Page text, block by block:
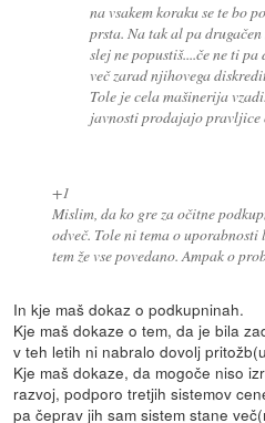
na vsakem koraku se te bo
prsta. Na tak al pa
slej ne popustiš....če ne ti
več zarad njihovega
Tole je cela mašinerija
javnosti prodajajo pravljice
+1
Mislim, da ko gre za očitne
odveč. Tole ni tema o
tem že vse povedano. Ampak o
In kje maš dokaz o podkupninah.
Kje maš dokaze o tem, da je bila
v teh letih ni nabralo dovolj
Kje maš dokaze, da mogoče niso
razvoj, podporo tretjih sistemov
pa čeprav jih sam sistem stane